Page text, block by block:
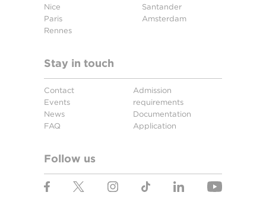
Nice
Paris
Rennes
Santander
Amsterdam
Stay in touch
Contact
Events
News
FAQ
Admission
requirements
Documentation
Application
Follow us